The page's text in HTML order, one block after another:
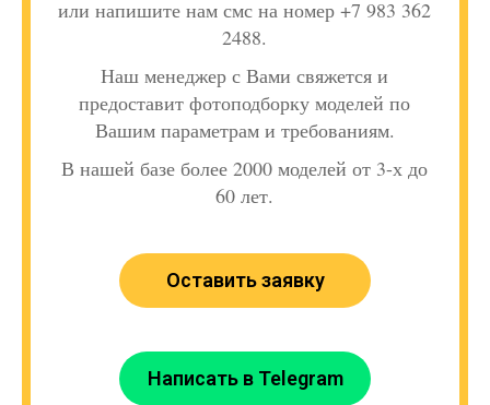
или напишите нам смс на номер +7 983 362
2488.
Наш менеджер с Вами свяжется и
предоставит фотоподборку моделей по
Вашим параметрам и требованиям.
В нашей базе более 2000 моделей от 3-х до
60 лет.
Оставить заявку
Написать в Telegram